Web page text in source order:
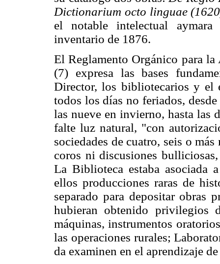
Dictionarium octo linguae
el notable intelectual
inventario de 1876.
El Reglamento Orgánico para
(7) expresa las bases
Director, los bibliotecarios y el
todos los días no feriados,
las nueve en invierno, hasta las
falte luz natural, "con
sociedades de cuatro, seis o
coros ni discusiones
La Biblioteca estaba asociada
ellos producciones raras de
separado para depositar obras
hubieran obtenido privilegios
máquinas, instrumentos
las operaciones rurales;
da examinen en el aprendizaje